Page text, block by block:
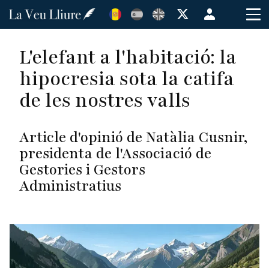
Vés
Menú
de
cuenta
de
usuario
L'elefant a l'habitació: la
hipocresia sota la catifa
de les nostres valls
Article d'opinió de Natàlia Cusnir,
presidenta de l'Associació de
Gestories i Gestors
Administratius